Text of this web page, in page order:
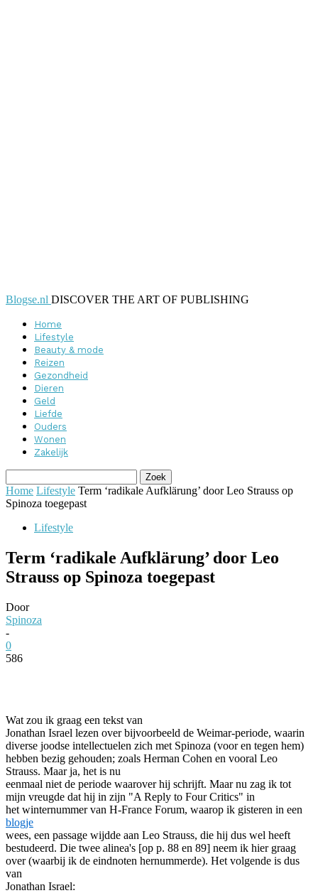
Blogse.nl DISCOVER THE ART OF PUBLISHING
Home
Lifestyle
Beauty & mode
Reizen
Gezondheid
Dieren
Geld
Liefde
Ouders
Wonen
Zakelijk
Home Lifestyle Term ‘radikale Aufklärung’ door Leo Strauss op
Spinoza toegepast
Lifestyle
Term ‘radikale Aufklärung’ door Leo
Strauss op Spinoza toegepast
Door
Spinoza
-
0
586
Wat zou ik graag een tekst van
Jonathan Israel lezen over bijvoorbeeld de Weimar-periode, waarin
diverse joodse intellectuelen zich met Spinoza (voor en tegen hem)
hebben bezig gehouden; zoals Herman Cohen en vooral Leo
Strauss. Maar ja, het is nu
eenmaal niet de periode waarover hij schrijft. Maar nu zag ik tot
mijn vreugde dat hij in zijn "A Reply to Four Critics" in
het winternummer van H-France Forum, waarop ik gisteren in een
blogje
wees, een passage wijdde aan Leo Strauss, die hij dus wel heeft
bestudeerd. Die twee alinea's [op p. 88 en 89] neem ik hier graag
over (waarbij ik de eindnoten hernummerde). Het volgende is dus
van
Jonathan Israel: